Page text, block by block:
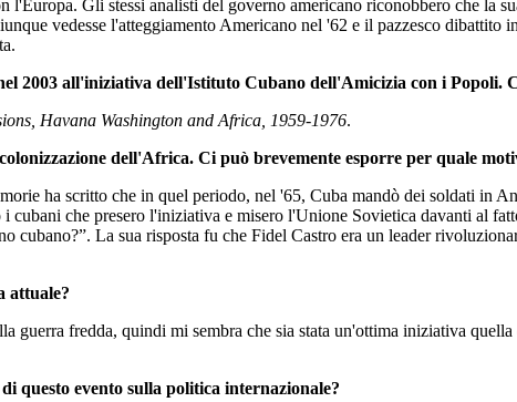
l'Europa. Gli stessi analisti del governo americano riconobbero che la
vedesse l'atteggiamento Americano nel '62 e il pazzesco
2003 all'iniziativa dell'Istituto Cubano dell'Amicizia con i Popoli.
Havana Washington and Africa, 1959-1976.
dell'Africa. Ci può brevemente esporre per quale
ha scritto che in quel periodo, nel '65, Cuba mandò dei soldati in
cubani che presero l'iniziativa e misero l'Unione Sovietica davanti al
cubano?”. La sua risposta fu che Fidel Castro era un leader
attuale?
fredda, quindi mi sembra che sia stata un'ottima iniziativa
questo evento sulla politica internazionale?